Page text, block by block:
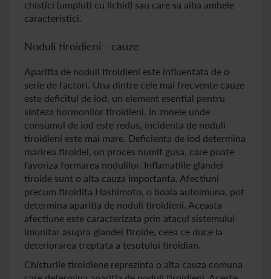
chistici (umpluti cu lichid) sau care sa aiba ambele
caracteristici.
Noduli tiroidieni - cauze
Aparitia de noduli tiroidieni este influentata de o
serie de factori. Una dintre cele mai frecvente cauze
este deficitul de iod, un element esential pentru
sinteza hormonilor tiroidieni. In zonele unde
consumul de iod este redus, incidenta de noduli
tiroidieni este mai mare. Deficienta de iod determina
marirea tiroidei, un proces numit gusa, care poate
favoriza formarea nodulilor. Inflamatiile glandei
tiroide sunt o alta cauza importanta. Afectiuni
precum tiroidita Hashimoto, o boala autoimuna, pot
determina aparitia de noduli tiroidieni. Aceasta
afectiune este caracterizata prin atacul sistemului
imunitar asupra glandei tiroide, ceea ce duce la
deteriorarea treptata a tesutului tiroidian.
Chisturile tiroidiene reprezinta o alta cauza comuna